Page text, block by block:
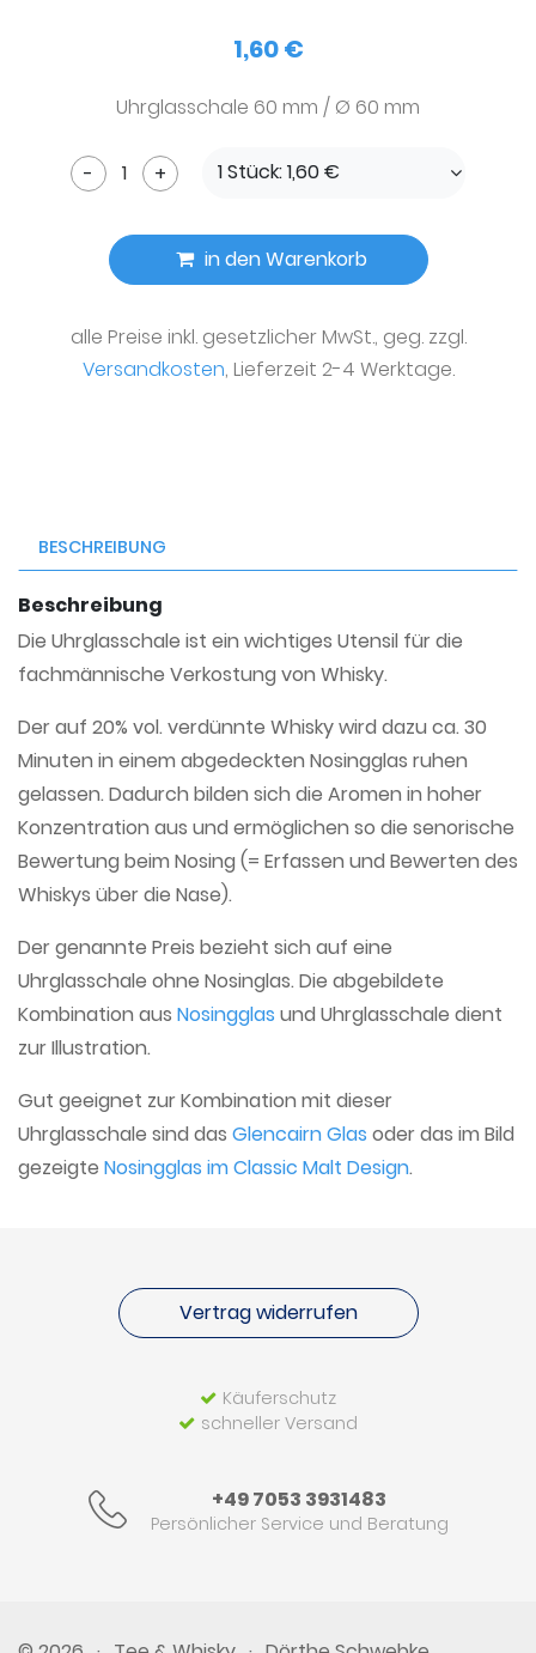
1,60 €
Uhrglasschale 60 mm / Ø 60 mm
- + 1 Stück: 1,60 €
in den Warenkorb
alle Preise inkl. gesetzlicher MwSt., geg. zzgl.
Versandkosten, Lieferzeit 2-4 Werktage.
BESCHREIBUNG
Beschreibung
Die Uhrglasschale ist ein wichtiges Utensil für die
fachmännische Verkostung von Whisky.
Der auf 20% vol. verdünnte Whisky wird dazu ca. 30
Minuten in einem abgedeckten Nosingglas ruhen
gelassen. Dadurch bilden sich die Aromen in hoher
Konzentration aus und ermöglichen so die senorische
Bewertung beim Nosing (= Erfassen und Bewerten des
Whiskys über die Nase).
Der genannte Preis bezieht sich auf eine
Uhrglasschale ohne Nosinglas. Die abgebildete
Kombination aus Nosingglas und Uhrglasschale dient
zur Illustration.
Gut geeignet zur Kombination mit dieser
Uhrglasschale sind das Glencairn Glas oder das im Bild
gezeigte Nosingglas im Classic Malt Design.
Vertrag widerrufen
Käuferschutz
schneller Versand
+49 7053 3931483
Persönlicher Service und Beratung